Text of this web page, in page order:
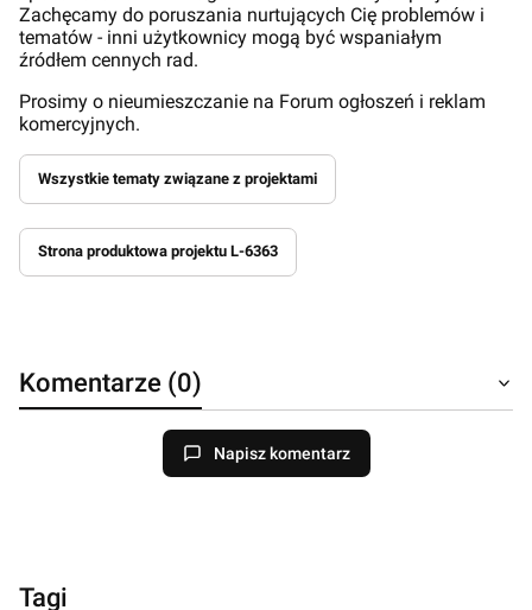
Zachęcamy do poruszania nurtujących Cię problemów i
tematów - inni użytkownicy mogą być wspaniałym
źródłem cennych rad.
Prosimy o nieumieszczanie na Forum ogłoszeń i reklam
komercyjnych.
Wszystkie tematy związane z projektami
Strona produktowa projektu L-6363
Komentarze (0)
Napisz komentarz
Tagi